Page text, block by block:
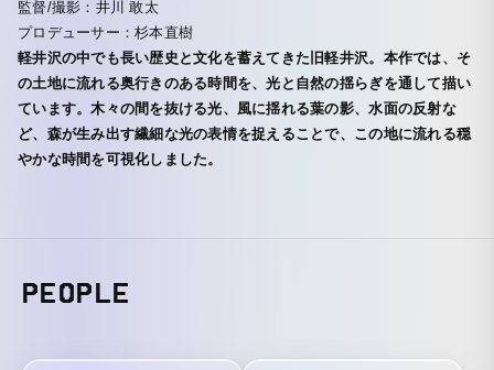
監督/撮影：井川 敢太
プロデューサー：杉本直樹
軽井沢の中でも長い歴史と文化を蓄えてきた旧軽井沢。本作では、そ
の土地に流れる奥行きのある時間を、光と自然の揺らぎを通して描い
ています。木々の間を抜ける光、風に揺れる葉の影、水面の反射な
ど、森が生み出す繊細な光の表情を捉えることで、この地に流れる穏
やかな時間を可視化しました。
PEOPLE